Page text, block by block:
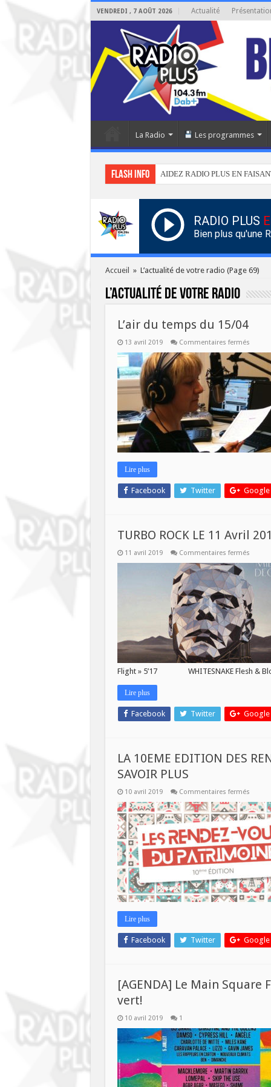
VENDREDI , 7 AOÛT 2026 Actualité
La Radio Les programmes
Flash info AIDEZ RADIO PLUS EN
RADIO PLUS
Bien plus qu'une
Accueil » L’actualité de votre radio (Page 69)
L’actualité de votre radio
L’air du temps du 15/04
13 avril 2019 Commentaires ferméssur
du
temps
15/04
Lire plus
Facebook Twitter Google
TURBO ROCK LE 11 Avril
11 avril 2019 Commentaires ferméssur
ROCK
LE
11
Avril
2019
Flight » 5’17 WHITESNAKE Flesh &
Lire plus
Facebook Twitter Google
LA 10EME EDITION DES
SAVOIR PLUS
10 avril 2019 Commentaires ferméssur
10EME
VOUS
DU
DANS
PLUS
Lire plus
Facebook Twitter Google
[AGENDA] Le Main
vert!
10 avril 2019 1